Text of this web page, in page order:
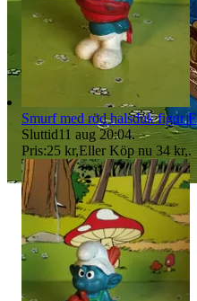
Smurf med röd halsduk figur F
Sluttid11 aug 20:04.
Pris:25 kr,Eller Köp nu 34 kr,.